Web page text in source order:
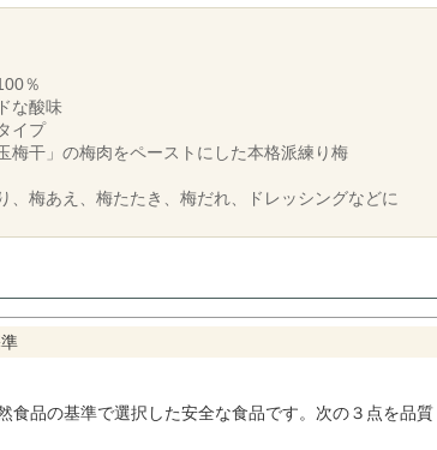
％
な酸味
イプ
梅干」の梅肉をペーストにした本格派練り梅
、梅あえ、梅たたき、梅だれ、ドレッシングなどに
食品の基準で選択した安全な食品です。次の３点を品質